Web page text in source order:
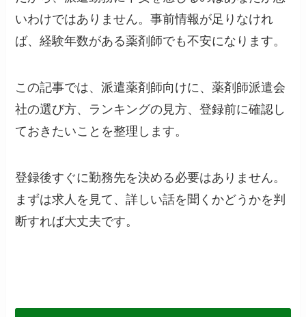
いわけではありません。事前情報が足りなけれ
ば、経験年数がある薬剤師でも不安になります。
この記事では、派遣薬剤師向けに、薬剤師派遣会
社の選び方、ランキングの見方、登録前に確認し
ておきたいことを整理します。
登録後すぐに勤務先を決める必要はありません。
まずは求人を見て、詳しい話を聞くかどうかを判
断すれば大丈夫です。